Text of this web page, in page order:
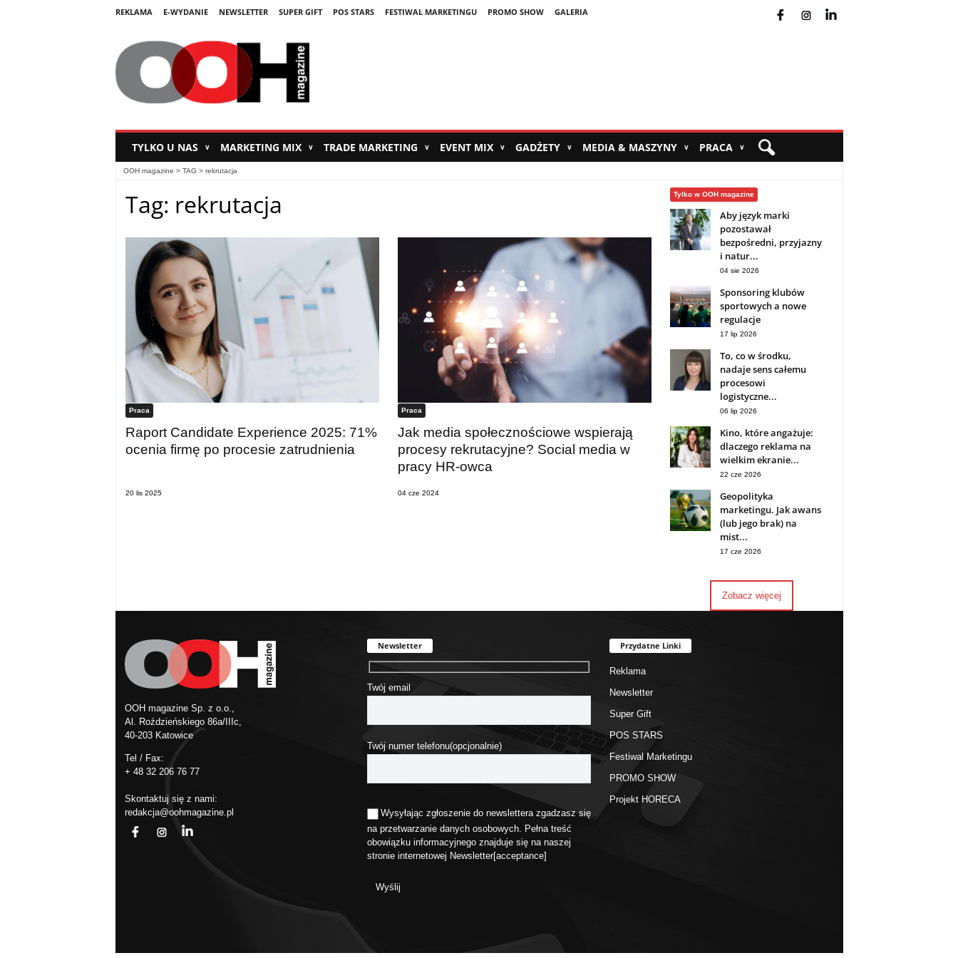
REKLAMA E-WYDANIE NEWSLETTER SUPER GIFT POS STARS FESTIWAL MARKETINGU PROMO SHOW GALERIA
TYLKO U NAS ∨ MARKETING MIX ∨ TRADE MARKETING ∨ EVENT MIX ∨ GADŻETY ∨ MEDIA & MASZYNY ∨ PRACA ∨
OOH magazine > TAG > rekrutacja
Tag: rekrutacja
Praca
Raport Candidate Experience 2025: 71%
ocenia firmę po procesie zatrudnienia
20 lis 2025
Praca
Jak media społecznościowe wspierają
procesy rekrutacyjne? Social media w
pracy HR-owca
04 cze 2024
Tylko w OOH magazine
Aby język marki
pozostawał
bezpośredni, przyjazny
i natur...
04 sie 2026
Sponsoring klubów
sportowych a nowe
regulacje
17 lip 2026
To, co w środku,
nadaje sens całemu
procesowi
logistyczne...
06 lip 2026
Kino, które angażuje:
dlaczego reklama na
wielkim ekranie...
22 cze 2026
Geopolityka
marketingu. Jak awans
(lub jego brak) na
mist...
17 cze 2026
Zobacz więcej
OOH magazine Sp. z o.o.,
Al. Roździeńskiego 86a/IIIc,
40-203 Katowice
Tel / Fax:
+ 48 32 206 76 77
Skontaktuj się z nami:
redakcja@oohmagazine.pl
Newsletter
Twój email
Twój numer telefonu(opcjonalnie)
Wysyłając zgłoszenie do newslettera zgadzasz się
na przetwarzanie danych osobowych. Pełna treść
obowiązku informacyjnego znajduje się na naszej
stronie internetowej Newsletter[acceptance]
Przydatne Linki
Reklama
Newsletter
Super Gift
POS STARS
Festiwal Marketingu
PROMO SHOW
Projekt HORECA